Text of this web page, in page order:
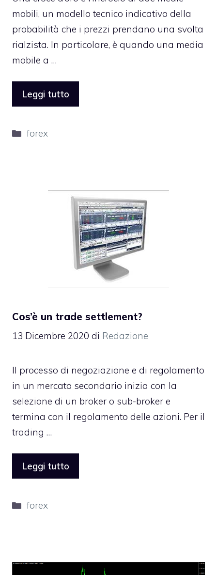
mobili, un modello tecnico indicativo della
probabilità che i prezzi prendano una svolta
rialzista. In particolare, è quando una media
mobile a …
Leggi tutto
Categorie
forex
Cos’è un trade settlement?
13 Dicembre 2020 di Redazione
Il processo di negoziazione e di regolamento
in un mercato secondario inizia con la
selezione di un broker o sub-broker e
termina con il regolamento delle azioni. Per il
trading …
Leggi tutto
Categorie
forex